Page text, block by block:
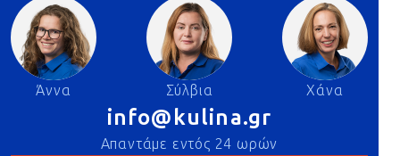
Άννα Σύλβια Χάνα
info@kulina.gr
Απαντάμε εντός 24 ωρών